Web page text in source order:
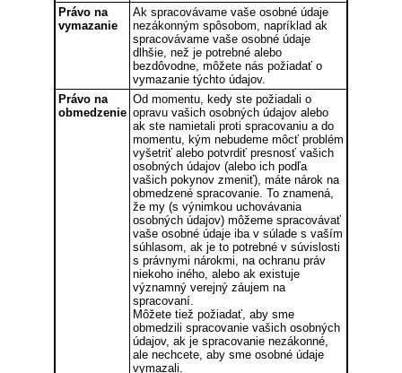
Právo na
vymazanie
Ak spracovávame vaše osobné údaje
nezákonným spôsobom, napríklad ak
spracovávame vaše osobné údaje
dlhšie, než je potrebné alebo
bezdôvodne, môžete nás požiadať o
vymazanie týchto údajov.
Právo na
obmedzenie
Od momentu, kedy ste požiadali o
opravu vašich osobných údajov alebo
ak ste namietali proti spracovaniu a do
momentu, kým nebudeme môcť problém
vyšetriť alebo potvrdiť presnosť vašich
osobných údajov (alebo ich podľa
vašich pokynov zmeniť), máte nárok na
obmedzené spracovanie. To znamená,
že my (s výnimkou uchovávania
osobných údajov) môžeme spracovávať
vaše osobné údaje iba v súlade s vaším
súhlasom, ak je to potrebné v súvislosti
s právnymi nárokmi, na ochranu práv
niekoho iného, alebo ak existuje
významný verejný záujem na
spracovaní.
Môžete tiež požiadať, aby sme
obmedzili spracovanie vašich osobných
údajov, ak je spracovanie nezákonné,
ale nechcete, aby sme osobné údaje
vymazali.